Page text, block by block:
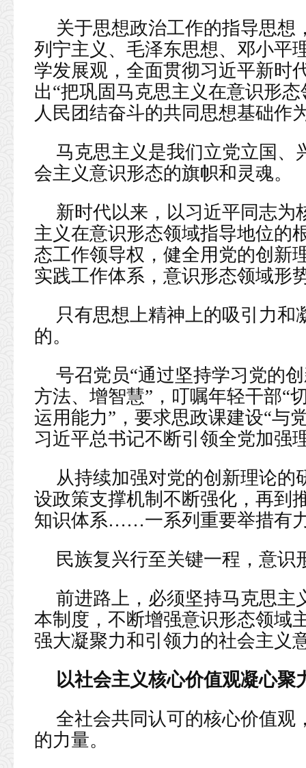
关于思想政治工作的指导思想
列宁主义、毛泽东思想、邓小平
学发展观，全面贯彻习近平新时
出“把巩固马克思主义在意识形
人民团结奋斗的共同思想基础作
马克思主义是我们立党立国、
会主义意识形态的旗帜和灵魂。
新时代以来，以习近平同志为
主义在意识形态领域指导地位的
态工作领导权，健全用党的创新
实践工作体系，意识形态领域形
只有思想上精神上的吸引力
的。
号召党员“通过坚持学习党的
方法、增智慧”，叮嘱年轻干部“
运用能力”，要求思政课建设“
习近平总书记不断引领全党加强
从持续加强对党的创新理论的
设政策支撑机制不断强化，再到
知识体系……一系列重要举措有
民族复兴行至关键一程，意识
前进路上，必须坚持马克思主
本制度，不断增强意识形态领域
强大凝聚力和引领力的社会主义
以社会主义核心价值观凝心聚
全社会共同认可的核心价值观
的力量。